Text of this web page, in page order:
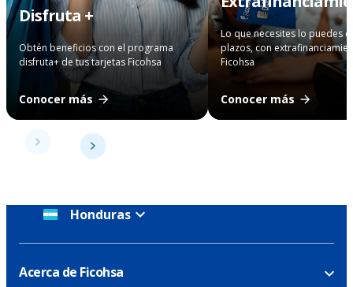
Disfruta +
Obtén beneficios con el programa
disfruta+ de tus tarjetas Ficohsa
Conocer más
Lo que necesites lo puedes
plazos, con
Ficohsa
Conocer más
Honduras
Acerca de Ficohsa